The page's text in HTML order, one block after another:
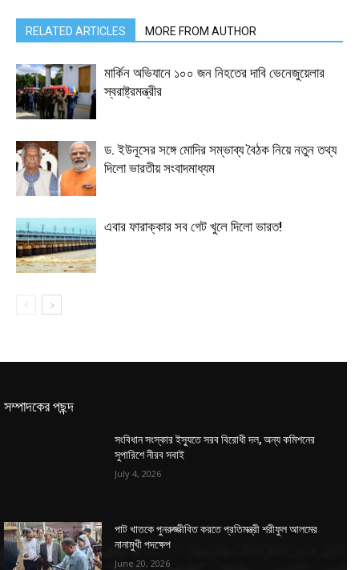
RELATED ARTICLES MORE FROM AUTHOR
মার্কিন অভিযানে ১০০ জন নিহতের দাবি ভেনেজুয়েলার
স্বরাষ্ট্রমন্ত্রীর
ড. ইউনূসের সঙ্গে মোদির সম্ভাব্য বৈঠক নিয়ে নতুন তথ্য
দিলো ভারতীয় সংবাদমাধ্যম
এবার ফারাক্কার সব গেট খুলে দিলো ভারত!
সম্পাদকের পছন্দ
সংবিধান সংস্কার ইস্যুতে সরব বিরোধী দল, অন্য কমিশনের
সুপারিশে নীরব সবাই
July 4, 2026
পাট খাতকে পুনরুজ্জীবিত করতে প্রতিমন্ত্রী শরীফুল আলমের
নানামুখী পদক্ষেপ
June 20, 2026